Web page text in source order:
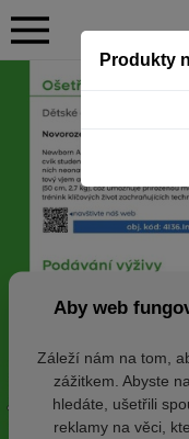
Produkty
Aby web
Záleží nám na tom,
zážitkem. Abyste
hledáte, ušetřili
reklamy na věci,